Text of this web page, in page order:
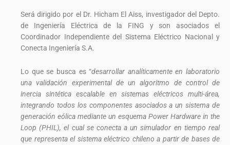
Será dirigido por el Dr. Hicham El Aiss, investigador del Depto.
de Ingeniería Eléctrica de la FING y son asociados el
Coordinador Independiente del Sistema Eléctrico Nacional y
Conecta Ingeniería S.A.
Lo que se busca es “desarrollar analíticamente en laboratorio
una validación experimental de un algoritmo de control de
inercia sintética escalable en sistemas eléctricos multi-área,
integrando todos los componentes asociados a un sistema de
generación eólica mediante un esquema Power Hardware in the
Loop (PHIL), el cual se conecta a un simulador en tiempo real
que representa el sistema eléctrico chileno a partir de bases de